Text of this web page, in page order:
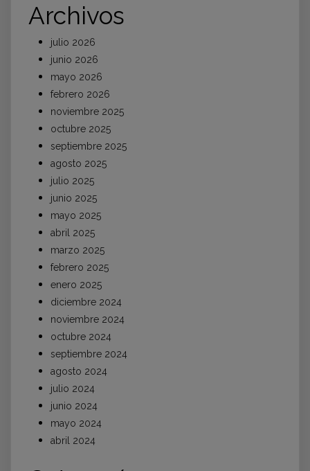
Archivos
julio 2026
junio 2026
mayo 2026
febrero 2026
noviembre 2025
octubre 2025
septiembre 2025
agosto 2025
julio 2025
junio 2025
mayo 2025
abril 2025
marzo 2025
febrero 2025
enero 2025
diciembre 2024
noviembre 2024
octubre 2024
septiembre 2024
agosto 2024
julio 2024
junio 2024
mayo 2024
abril 2024